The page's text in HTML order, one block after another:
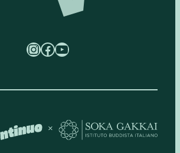
InstagramFacebook YouTube